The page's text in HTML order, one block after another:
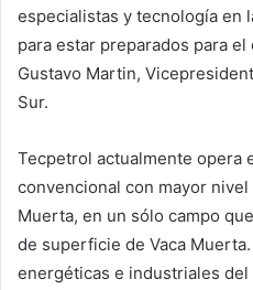
especialistas y tecnología en
para estar preparados para el
Gustavo Martin,
Sur.
Tecpetrol actualmente opera
convencional con mayor nivel
Muerta, en un sólo campo
de superficie de Vaca
energéticas e industriales